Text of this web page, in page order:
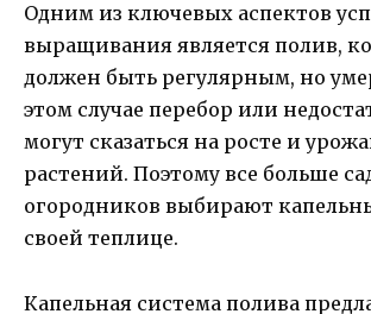
Одним из ключевых аспектов
выращивания является полив,
должен быть регулярным, но
этом случае перебор или
могут сказаться на росте и
растений. Поэтому все больше
огородников выбирают
своей теплице.
Капельная система полива